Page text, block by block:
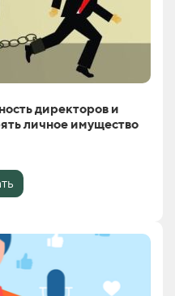
директоров и
личное имущество